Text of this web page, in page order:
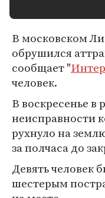
В московском
обрушился
сообщает "
человек.
В воскресенье в
неисправности
рухнуло на
за полчаса до
Девять человек
шестерым